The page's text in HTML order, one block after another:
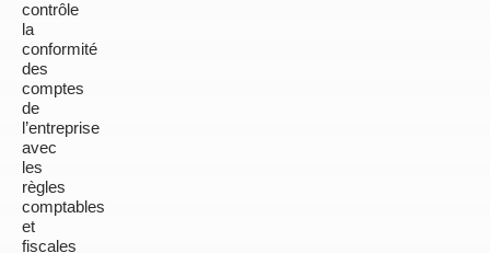
contrôle
la
conformité
des
comptes
de
l’entreprise
avec
les
règles
comptables
et
fiscales